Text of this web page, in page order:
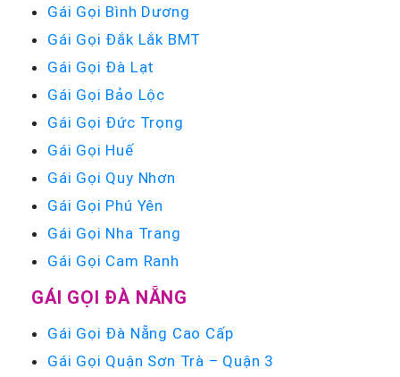
Gái Gọi Bình Dương
Gái Gọi Đắk Lắk BMT
Gái Gọi Đà Lạt
Gái Gọi Bảo Lộc
Gái Gọi Đức Trọng
Gái Gọi Huế
Gái Gọi Quy Nhơn
Gái Gọi Phú Yên
Gái Gọi Nha Trang
Gái Gọi Cam Ranh
GÁI GỌI ĐÀ NẴNG
Gái Gọi Đà Nẵng Cao Cấp
Gái Gọi Quận Sơn Trà – Quận 3